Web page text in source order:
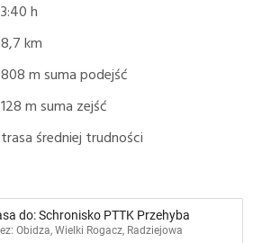
3:40 h
8,7 km
808 m suma podejść
128 m suma zejść
trasa średniej trudności